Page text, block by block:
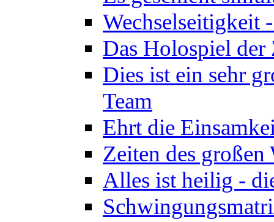
Wechselseitigkeit
Das Holospiel der
Dies ist ein sehr
Team
Ehrt die
Zeiten des großen
Alles ist heilig -